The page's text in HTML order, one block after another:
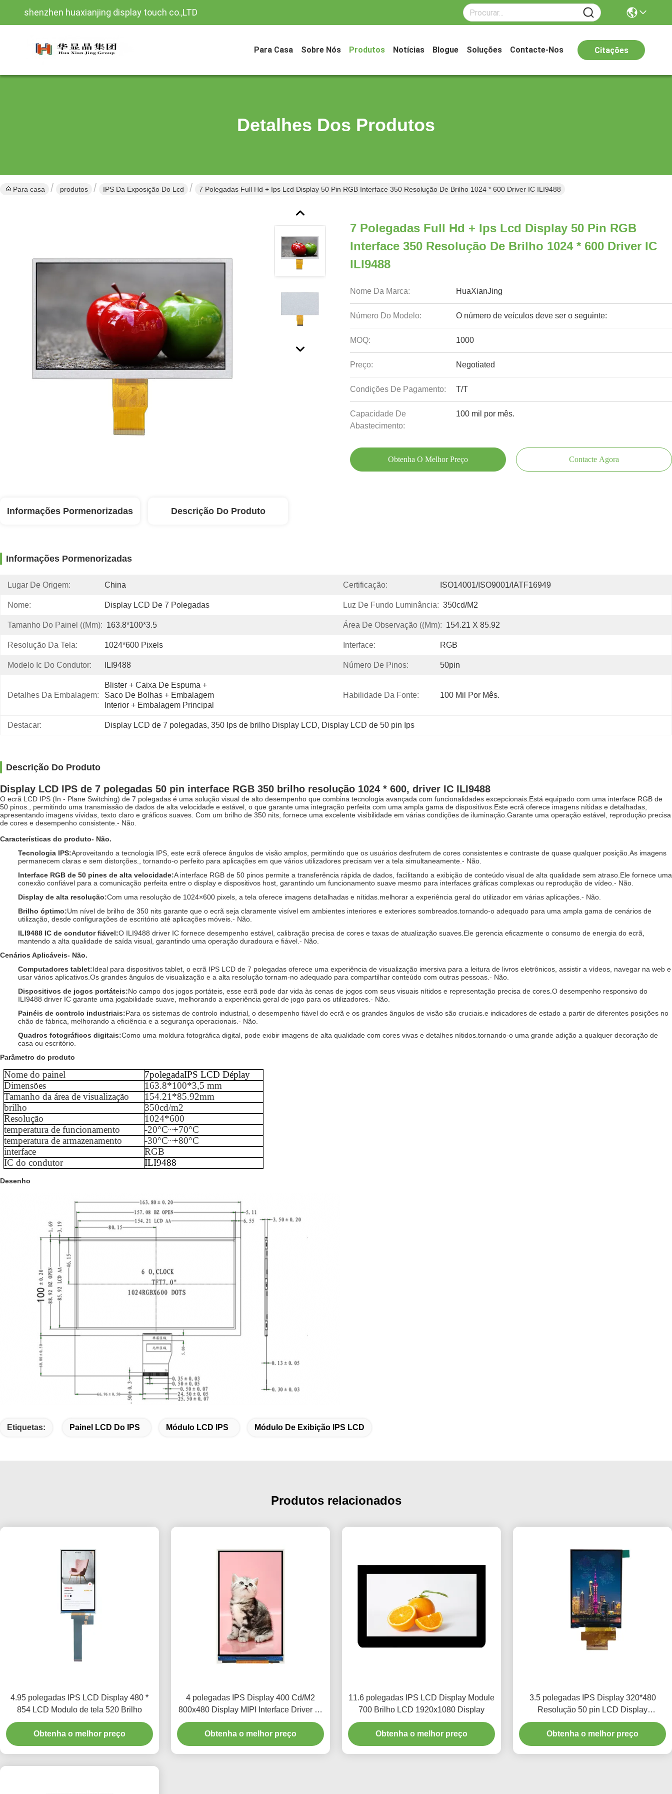
shenzhen huaxianjing display touch co.,LTD
Para Casa Sobre Nós Produtos Notícias Blogue Soluções Contacte-Nos Citações
Detalhes Dos Produtos
Para casa produtos IPS Da Exposição Do Lcd 7 Polegadas Full Hd + Ips Lcd Display 50 Pin RGB Interface 350 Resolução De Brilho 1024 * 600 Driver IC ILI9488
7 Polegadas Full Hd + Ips Lcd Display 50 Pin RGB
Interface 350 Resolução De Brilho 1024 * 600 Driver IC
ILI9488
Nome Da Marca: HuaXianJing
Número Do Modelo: O número de veículos deve ser o seguinte:
MOQ: 1000
Preço: Negotiated
Condições De Pagamento: T/T
Capacidade De
Abastecimento:
100 mil por mês.
Obtenha O Melhor Preço Contacte Agora
Informações Pormenorizadas Descrição Do Produto
Informações Pormenorizadas
Lugar De Origem: China Certificação: ISO14001/ISO9001/IATF16949
Nome: Display LCD De 7 Polegadas Luz De Fundo Luminância: 350cd/m2
Tamanho Do Painel ((mm): 163.8*100*3.5 Área De Observação ((mm): 154.21 X 85.92
Resolução Da Tela: 1024*600 Pixels Interface: RGB
Modelo Ic Do Condutor: ILI9488 Número De Pinos: 50pin
Detalhes Da Embalagem:
Blister + Caixa De Espuma +
Saco De Bolhas + Embalagem
Interior + Embalagem Principal
Habilidade Da Fonte: 100 Mil Por Mês.
Destacar: Display LCD de 7 polegadas, 350 Ips de brilho Display LCD, Display LCD de 50 pin Ips
Descrição Do Produto
Display LCD IPS de 7 polegadas 50 pin interface RGB 350 brilho resolução 1024 * 600, driver IC ILI9488
O ecrã LCD IPS (In - Plane Switching) de 7 polegadas é uma solução visual de alto desempenho que combina tecnologia avançada com funcionalidades excepcionais.Está equipado com uma interface RGB de
50 pinos., permitindo uma transmissão de dados de alta velocidade e estável, o que garante uma integração perfeita com uma ampla gama de dispositivos.Este ecrã oferece imagens nítidas e detalhadas,
apresentando imagens vívidas, texto claro e gráficos suaves. Com um brilho de 350 nits, fornece uma excelente visibilidade em várias condições de iluminação.Garante uma operação estável, reprodução precisa
de cores e desempenho consistente. - Não.
Características do produto- Não.
Tecnologia IPS:Aproveitando a tecnologia IPS, este ecrã oferece ângulos de visão amplos, permitindo que os usuários desfrutem de cores consistentes e contraste de quase qualquer posição.As imagens
permanecem claras e sem distorções., tornando-o perfeito para aplicações em que vários utilizadores precisam ver a tela simultaneamente. - Não.
Interface RGB de 50 pines de alta velocidade:A interface RGB de 50 pinos permite a transferência rápida de dados, facilitando a exibição de conteúdo visual de alta qualidade sem atraso.Ele fornece uma
conexão confiável para a comunicação perfeita entre o display e dispositivos host, garantindo um funcionamento suave mesmo para interfaces gráficas complexas ou reprodução de vídeo. - Não.
Display de alta resolução:Com uma resolução de 1024×600 pixels, a tela oferece imagens detalhadas e nítidas.melhorar a experiência geral do utilizador em várias aplicações. - Não.
Brilho óptimo:Um nível de brilho de 350 nits garante que o ecrã seja claramente visível em ambientes interiores e exteriores sombreados.tornando-o adequado para uma ampla gama de cenários de
utilização, desde configurações de escritório até aplicações móveis. - Não.
ILI9488 IC de condutor fiável:O ILI9488 driver IC fornece desempenho estável, calibração precisa de cores e taxas de atualização suaves.Ele gerencia eficazmente o consumo de energia do ecrã,
mantendo a alta qualidade de saída visual, garantindo uma operação duradoura e fiável. - Não.
Cenários Aplicáveis- Não.
Computadores tablet:Ideal para dispositivos tablet, o ecrã IPS LCD de 7 polegadas oferece uma experiência de visualização imersiva para a leitura de livros eletrônicos, assistir a vídeos, navegar na web e
usar vários aplicativos.Os grandes ângulos de visualização e a alta resolução tornam-no adequado para compartilhar conteúdo com outras pessoas. - Não.
Dispositivos de jogos portáteis:No campo dos jogos portáteis, esse ecrã pode dar vida às cenas de jogos com seus visuais nítidos e representação precisa de cores.O desempenho responsivo do
ILI9488 driver IC garante uma jogabilidade suave, melhorando a experiência geral de jogo para os utilizadores. - Não.
Painéis de controlo industriais:Para os sistemas de controlo industrial, o desempenho fiável do ecrã e os grandes ângulos de visão são cruciais.e indicadores de estado a partir de diferentes posições no
chão de fábrica, melhorando a eficiência e a segurança operacionais. - Não.
Quadros fotográficos digitais:Como uma moldura fotográfica digital, pode exibir imagens de alta qualidade com cores vivas e detalhes nítidos.tornando-o uma grande adição a qualquer decoração de
casa ou escritório.
Parâmetro do produto
Nome do painel 7polegadaIPS LCD Déplay
Dimensões
163.8*100*3,5 mm
Tamanho da área de visualização
154.21*85.92mm
brilho
350cd/m2
Resolução
1024*600
temperatura de funcionamento
-20°C~+70°C
temperatura de armazenamento
-30°C~+80°C
interface
RGB
IC do condutor
ILI9488
Desenho
Etiquetas: Painel LCD Do IPS Módulo LCD IPS Módulo De Exibição IPS LCD
Produtos relacionados
4.95 polegadas IPS LCD Display 480 *
854 LCD Modulo de tela 520 Brilho
Obtenha o melhor preço
4 polegadas IPS Display 400 Cd/M2
800x480 Display MIPI Interface Driver IC
ILI9806E
Obtenha o melhor preço
11.6 polegadas IPS LCD Display Module
700 Brilho LCD 1920x1080 Display
Obtenha o melhor preço
3.5 polegadas IPS Display 320*480
Resolução 50 pin LCD Display
300Cd/M2 SPI Interface
Obtenha o melhor preço